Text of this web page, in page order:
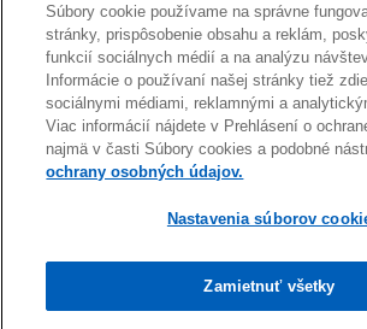
Média
Kariéra
o
n
s
i
n
o
n
s
i
n
Pomoc
obmedzeným a členská spoločnosť globálnej
nezávislých členských spoločností pridružených
Súbory cookie používame na správne
stránky, prispôsobenie obsahu a reklám,
funkcií sociálnych médií a na analýzu
Informácie o používaní našej stránky tiež
sociálnymi médiami, reklamnými a
Viac informácií nájdete v Prehlásení o
najmä v časti Súbory cookies a podobné
ochrany osobných údajov.
Nastavenia súborov
Zamietnuť všetky